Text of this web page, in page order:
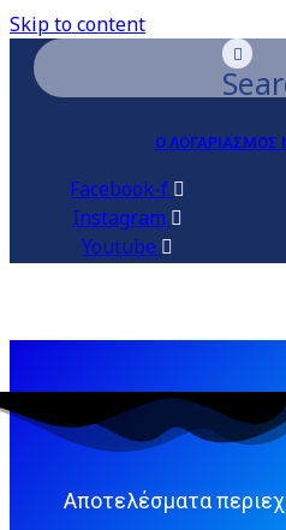
Skip to content
Ο ΛΟΓΑΡΙΑΣΜΟΣ
Facebook-f
Instagram
Youtube
Αποτελέσματα